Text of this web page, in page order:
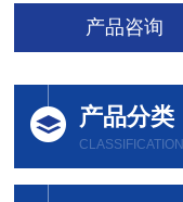
产品咨询
产品分类
CLASSIFICATION